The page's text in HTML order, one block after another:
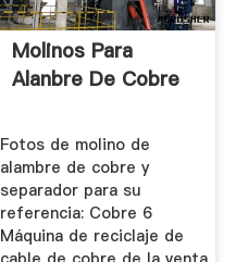
Molinos Para
Alanbre De Cobre
Fotos de molino de
alambre de cobre y
separador para su
referencia: Cobre 6
Máquina de reciclaje de